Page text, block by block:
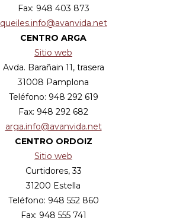
Fax: 948 403 873
queiles.info@avanvida.net
CENTRO ARGA
Sitio web
Avda. Barañain 11, trasera
31008 Pamplona
Teléfono: 948 292 619
Fax: 948 292 682
arga.info@avanvida.net
CENTRO ORDOIZ
Sitio web
Curtidores, 33
31200 Estella
Teléfono: 948 552 860
Fax: 948 555 741